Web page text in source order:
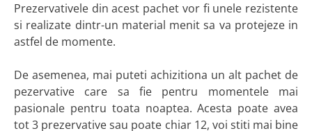
Prezervativele din acest pachet vor fi unele rezistente
si realizate dintr-un material menit sa va protejeze in
astfel de momente.
De asemenea, mai puteti achizitiona un alt pachet de
pezervative care sa fie pentru momentele mai
pasionale pentru toata noaptea. Acesta poate avea
tot 3 prezervative sau poate chiar 12, voi stiti mai bine